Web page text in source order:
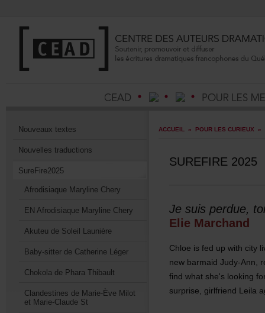
Nouveauxtextes
Nouvellestraductions
SureFire2025
AfrodisiaqueMarylineChery
ENAfrodisiaqueMarylineChery
AkuteudeSoleilLaunière
Baby-sitterdeCatherineLéger
ChokoladePharaThibault
ClandestinesdeMarie-ÈveMilot
etMarie-ClaudeSt
ACCUEIL » POURLESCURIEUX »
SUREFIRE2025
ElieMarchand
newbarmaidJudy-